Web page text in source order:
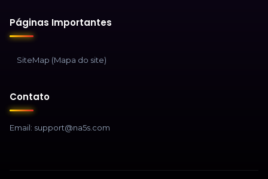
Páginas Importantes
SiteMap (Mapa do site)
Contato
Email: support@na5s.com